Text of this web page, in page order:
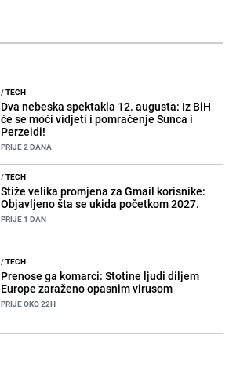
/TECH
Dva nebeska spektakla 12. augusta: Iz BiH
će se moći vidjeti i pomračenje Sunca i
Perzeidi!
PRIJE 2 DANA
/TECH
Stiže velika promjena za Gmail korisnike:
Objavljeno šta se ukida početkom 2027.
PRIJE 1 DAN
/TECH
Prenose ga komarci: Stotine ljudi diljem
Europe zaraženo opasnim virusom
PRIJE OKO 22H